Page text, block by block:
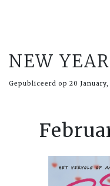
NEW
Gepubliceerd op 20